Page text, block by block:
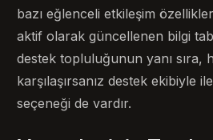
bazı eğlenceli etkileşim
aktif olarak güncellenen bilgi
destek topluluğunun yanı sıra,
karşılaşırsanız destek ekibiyle
seçeneği de vardır.